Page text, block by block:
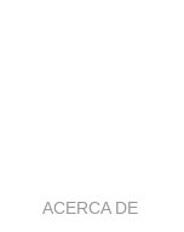
ACERCA DE